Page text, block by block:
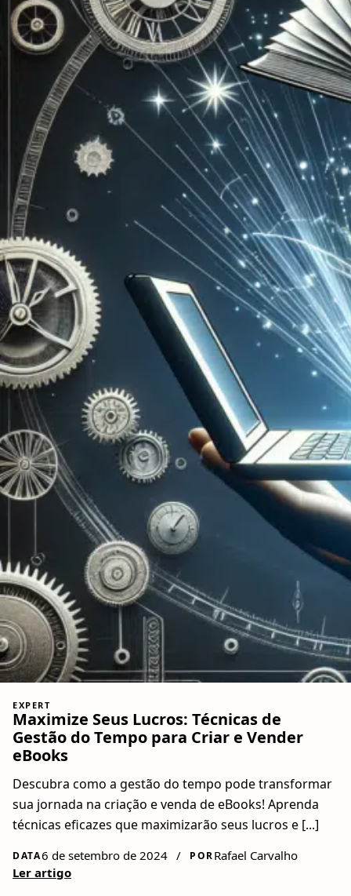
EXPERT
Maximize Seus Lucros: Técnicas de
Gestão do Tempo para Criar e Vender
eBooks
Descubra como a gestão do tempo pode transformar
sua jornada na criação e venda de eBooks! Aprenda
técnicas eficazes que maximizarão seus lucros e [...]
DATA6 de setembro de 2024 / PORRafael Carvalho
Ler artigo